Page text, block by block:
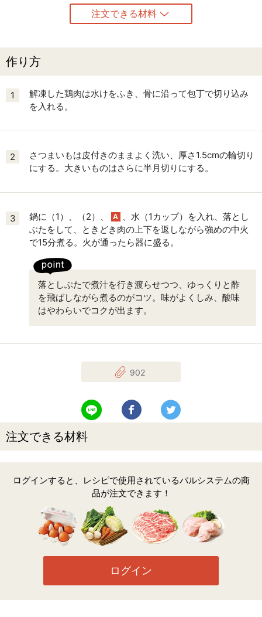
注文できる材料
作り方
1
解凍した鶏肉は水けをふき、骨に沿って包丁で切り込み
を入れる。
2
さつまいもは皮付きのままよく洗い、厚さ1.5cmの輪切り
にする。大きいものはさらに半月切りにする。
3 鍋に（1）、（2）、 A 、水（1カップ）を入れ、落とし
ぶたをして、ときどき肉の上下を返しながら強めの中火
で15分煮る。火が通ったら器に盛る。
落としぶたで煮汁を行き渡らせつつ、ゆっくりと酢
を飛ばしながら煮るのがコツ。味がよくしみ、酸味
はやわらいでコクが出ます。
902
LINEで送る Facebookでシェアする
注文できる材料
ログインすると、レシピで使用されているパルシステムの商
品が注文できます！
ログイン